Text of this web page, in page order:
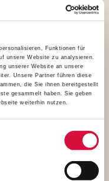
Funktionen für
unsere Website zu analysieren.
unserer Website an unsere
Unsere Partner führen diese
die Sie ihnen bereitgestellt
gesammelt haben. Sie geben
weiterhin nutzen.